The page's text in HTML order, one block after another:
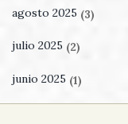
agosto 2025 (3)
julio 2025 (2)
junio 2025 (1)